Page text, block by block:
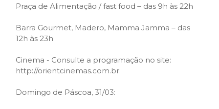
Praça de Alimentação / fast food – das 9h às 22h
Barra Gourmet, Madero, Mamma Jamma – das
12h às 23h
Cinema - Consulte a programação no site:
http://orientcinemas.com.br.
Domingo de Páscoa, 31/03: